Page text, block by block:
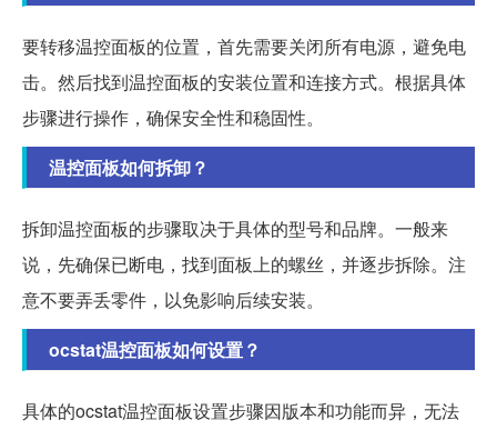
要转移温控面板的位置，首先需要关闭所有电源，避免电
击。然后找到温控面板的安装位置和连接方式。根据具体
步骤进行操作，确保安全性和稳固性。
温控面板如何拆卸？
拆卸温控面板的步骤取决于具体的型号和品牌。一般来
说，先确保已断电，找到面板上的螺丝，并逐步拆除。注
意不要弄丢零件，以免影响后续安装。
ocstat温控面板如何设置？
具体的ocstat温控面板设置步骤因版本和功能而异，无法